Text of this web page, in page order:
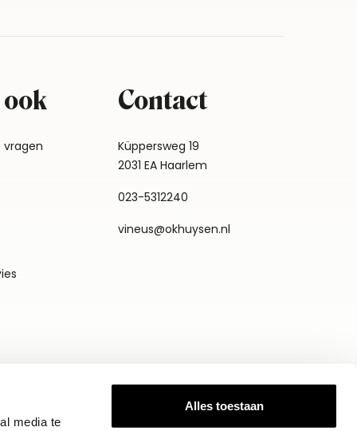
media te
Alles toestaan
vragen
Contact
Küppersweg 19
2031 EA Haarlem
023-5312240
vineus@okhuysen.nl